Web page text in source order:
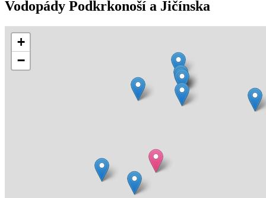
Vodopády Podkrkonoší a Jičínska
+
−